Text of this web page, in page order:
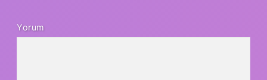
Yorum